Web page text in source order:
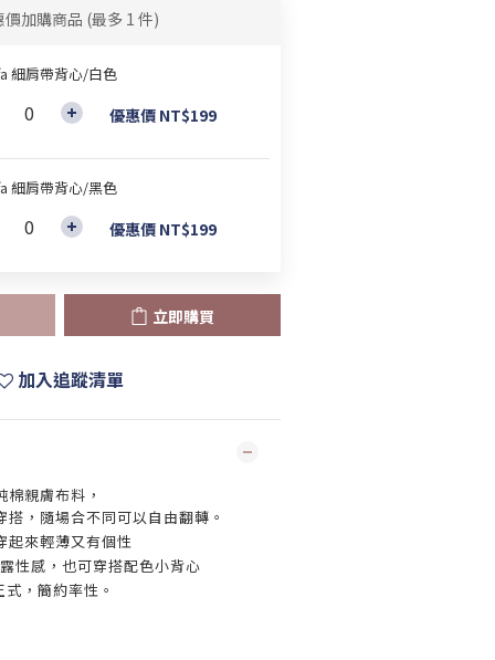
價加購商品 (最多 1 件)
細肩帶背心/白色
優惠價 NT$199
細肩帶背心/黑色
優惠價 NT$199
立即購買
加入追蹤清單
親膚布料，
，隨場合不同可以自由翻轉。
起來輕薄又有個性
性感，也可穿搭配色小背心
，簡約率性。